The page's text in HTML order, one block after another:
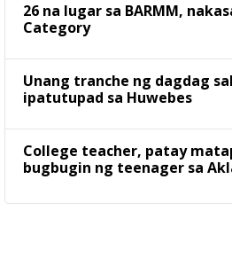
26 na lugar sa BARMM,
Category
Unang tranche ng dagdag
ipatutupad sa Huwebes
College teacher, patay
bugbugin ng teenager sa